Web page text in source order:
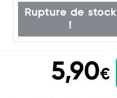
Rupture de stock
!
5,90€